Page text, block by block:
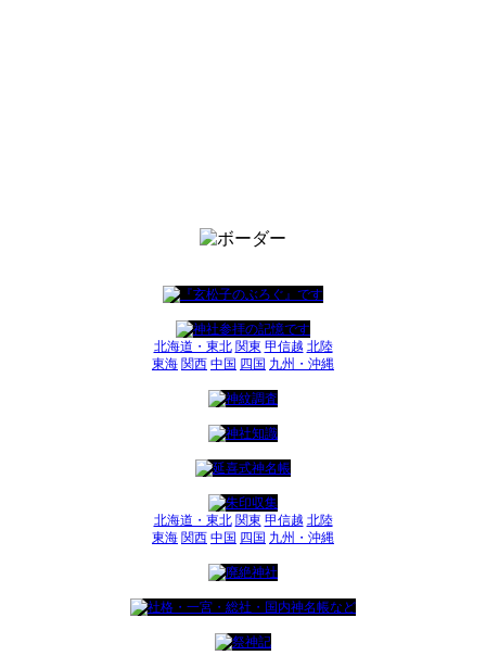
北海道・東北 関東 甲信越 北陸
東海 関西 中国 四国 九州・沖縄
北海道・東北 関東 甲信越 北陸
東海 関西 中国 四国 九州・沖縄